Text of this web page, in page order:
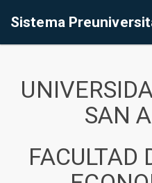
Sistema
SAN
FACULTAD